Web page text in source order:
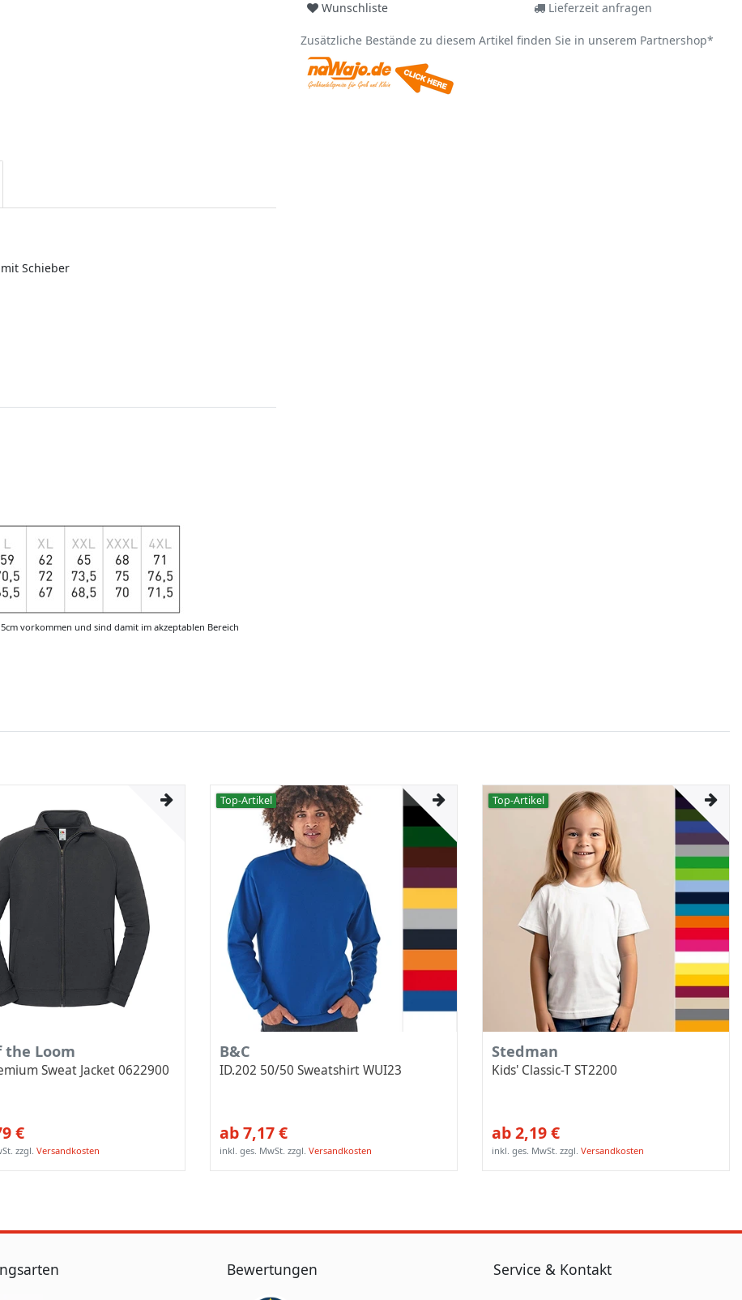
Wunschliste Lieferzeit anfragen
Zusätzliche Bestände zu diesem Artikel finden Sie in unserem Partnershop*
Schieber
vorkommen und sind damit im akzeptablen Bereich
the Loom
Sweat Jacket 0622900
€
zzgl.Versandkosten
Top-Artikel
B&C
ID.202 50/50 Sweatshirt WUI23
ab 7,17 €
inkl. ges. MwSt. zzgl.Versandkosten
Top-Artikel
Stedman
Kids' Classic-T ST2200
ab 2,19 €
inkl. ges. MwSt. zzgl.Versandkosten
Bewertungen Service & Kontakt